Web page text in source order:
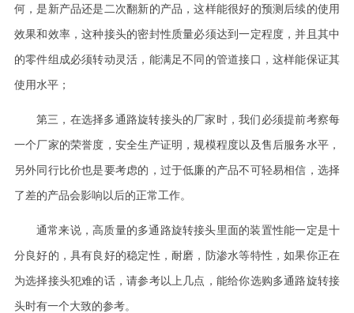
何，是新产品还是二次翻新的产品，这样能很好的预测后续的使用
效果和效率，这种接头的密封性质量必须达到一定程度，并且其中
的零件组成必须转动灵活，能满足不同的管道接口，这样能保证其
使用水平；
第三，在选择多通路旋转接头的厂家时，我们必须提前考察每
一个厂家的荣誉度，安全生产证明，规模程度以及售后服务水平，
另外同行比价也是要考虑的，过于低廉的产品不可轻易相信，选择
了差的产品会影响以后的正常工作。
通常来说，高质量的多通路旋转接头里面的装置性能一定是十
分良好的，具有良好的稳定性，耐磨，防渗水等特性，如果你正在
为选择接头犯难的话，请参考以上几点，能给你选购多通路旋转接
头时有一个大致的参考。